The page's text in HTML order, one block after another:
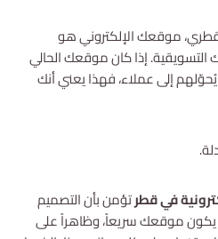
موقعك الإلكتروني هو
التسويقية. إذا كان موقعك الحالي
يُحوّلهم إلى عملاء، فهذا يعني أنك
في قطرتؤمن بأن التصميم
موقعك سريعاً، وظاهراً على